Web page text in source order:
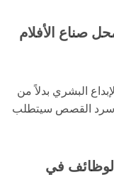
صناع الأفلام
البشري بدلاً من
سرد القصص سيتطلب
الوظائف في